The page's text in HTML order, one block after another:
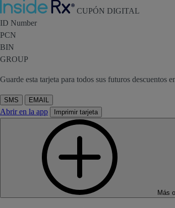
Inside Rx
CUPÓN DIGITAL
ID Number
PCN
BIN
GROUP
Guarde esta tarjeta para todos sus futuros descuentos
SMS EMAIL
Abrir en la app Imprimir tarjeta
Más